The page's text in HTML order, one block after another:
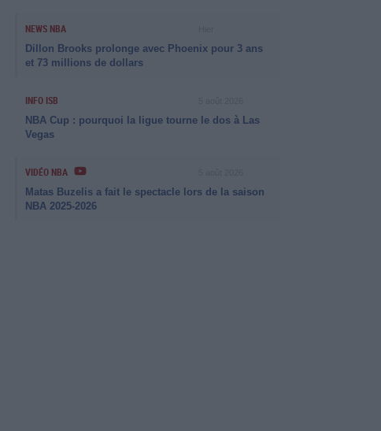
NEWS NBA
Dillon Brooks prolonge avec Phoenix pour 3 ans
et 73 millions de dollars
INFO ISB
NBA Cup : pourquoi la ligue tourne le dos à Las
Vegas
VIDÉO NBA
Matas Buzelis a fait le spectacle lors de la saison
NBA 2025-2026